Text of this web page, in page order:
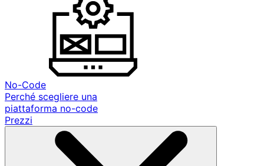
No-Code
Perché scegliere una
piattaforma no-code
Prezzi